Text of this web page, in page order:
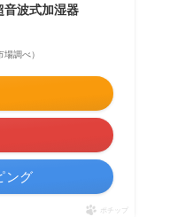
音波式加湿器
調べ）
ング
ポチップ